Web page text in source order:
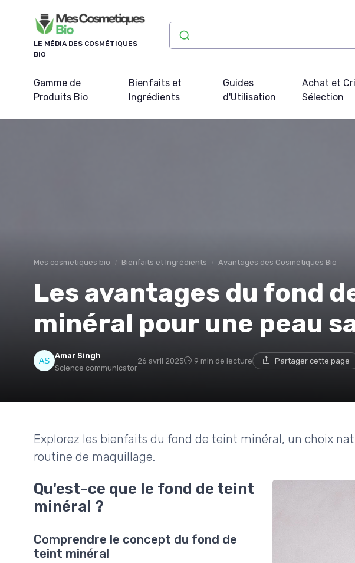
LE MÉDIA DES COSMÉTIQUES
BIO
Gamme de
Produits Bio
Bienfaits et
Ingrédients
Guides
d'Utilisation
Achat et
Sélection
Mes cosmetiques bio Bienfaits et Ingrédients Avantages des Cosmétiques Bio
Les avantages du fond
minéral pour une peau
Amar Singh
Science communicator
26 avril 2025 9 min de lecture Partager cette page
Explorez les bienfaits du fond de teint minéral, un choix
routine de maquillage.
Qu'est-ce que le fond de teint
minéral ?
Comprendre le concept du fond de
teint minéral